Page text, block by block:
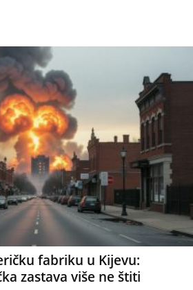
fabriku u Kijevu:
zastava više ne štiti